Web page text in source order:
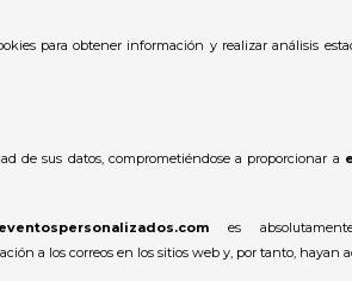
para obtener información y realizar análisis
de sus datos, comprometiéndose a proporcionar a
eventospersonalizados.com es
a los correos en los sitios web y, por tanto,